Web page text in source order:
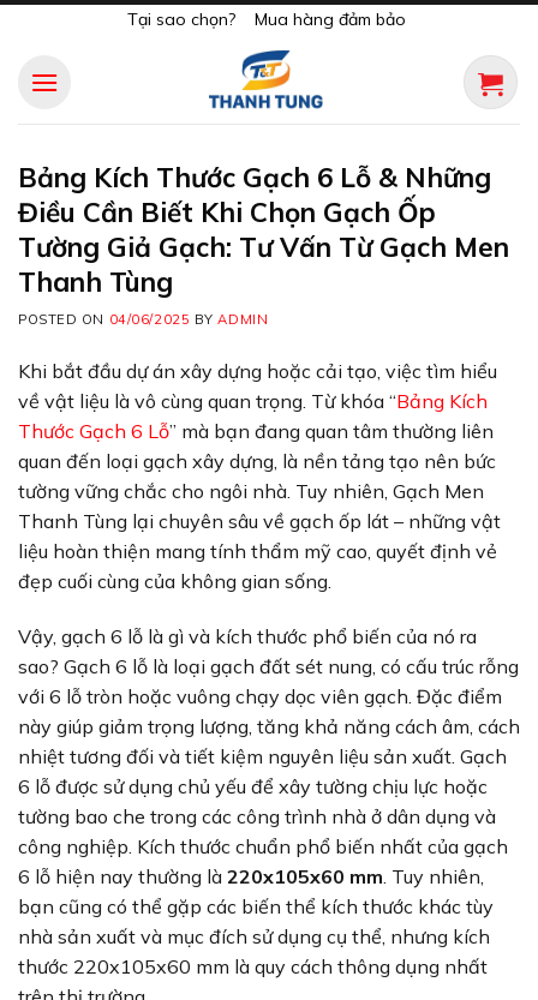
content
Tại sao chọn? Mua hàng đảm bảo
Bảng Kích Thước Gạch 6 Lỗ & Những
Điều Cần Biết Khi Chọn Gạch Ốp
Tường Giả Gạch: Tư Vấn Từ Gạch Men
Thanh Tùng
POSTED ON 04/06/2025 BYADMIN
Khi bắt đầu dự án xây dựng hoặc cải tạo, việc tìm hiểu
về vật liệu là vô cùng quan trọng. Từ khóa “Bảng Kích
Thước Gạch 6 Lỗ” mà bạn đang quan tâm thường liên
quan đến loại gạch xây dựng, là nền tảng tạo nên bức
tường vững chắc cho ngôi nhà. Tuy nhiên, Gạch Men
Thanh Tùng lại chuyên sâu về gạch ốp lát – những vật
liệu hoàn thiện mang tính thẩm mỹ cao, quyết định vẻ
đẹp cuối cùng của không gian sống.
Vậy, gạch 6 lỗ là gì và kích thước phổ biến của nó ra
sao? Gạch 6 lỗ là loại gạch đất sét nung, có cấu trúc rỗng
với 6 lỗ tròn hoặc vuông chạy dọc viên gạch. Đặc điểm
này giúp giảm trọng lượng, tăng khả năng cách âm, cách
nhiệt tương đối và tiết kiệm nguyên liệu sản xuất. Gạch
6 lỗ được sử dụng chủ yếu để xây tường chịu lực hoặc
tường bao che trong các công trình nhà ở dân dụng và
công nghiệp. Kích thước chuẩn phổ biến nhất của gạch
6 lỗ hiện nay thường là 220x105x60 mm . Tuy nhiên,
bạn cũng có thể gặp các biến thể kích thước khác tùy
nhà sản xuất và mục đích sử dụng cụ thể, nhưng kích
thước 220x105x60 mm là quy cách thông dụng nhất